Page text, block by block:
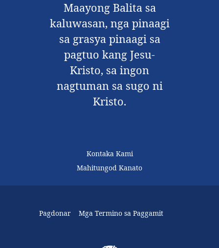
Maayong Balita sa
kaluwasan, nga pinaagi
sa grasya pinaagi sa
pagtuo kang Jesu-
Kristo, sa ingon
nagtuman sa sugo ni
Kristo.
Kontaka Kami
Mahitungod Kanato
Pagdonar Mga Termino sa Paggamit